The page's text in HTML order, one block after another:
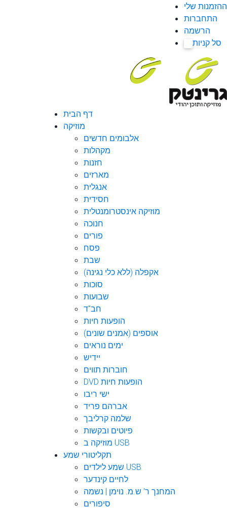
ההזמנות שלי
התחברות
הרשמה
סל קניות
דף הבית
מוזיקה
אלבומים חדשים
מקהלות
חזנות
מארזים
אנגלית
חסידית
מוזיקה אינסטרומנטלית
חנוכה
פורים
פסח
שבת
אקפלה (ללא כלי נגינה)
סוכות
שבועות
חב"ד
הופעות חיות
אוספים (אמנים שונים)
ימים נוראים
יידיש
חוברות תווים
DVD הופעות חיות
ישי ריבו
אברהם פריד
שלמה קרליבך
פיוטים ובקשות
מוזיקה ב USB
תקליטורי שמע
שמע לילדים USB
לחיים קינדער
המחנך ר' ש.מ. נוימן | נשמה
סיפורים